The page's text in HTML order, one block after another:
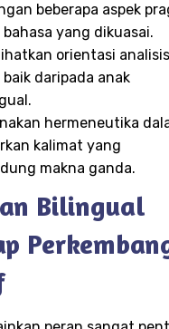
beberapa aspek
yang dikuasai.
orientasi
baik daripada anak
hermeneutika
kalimat yang
makna ganda.
Bilingual